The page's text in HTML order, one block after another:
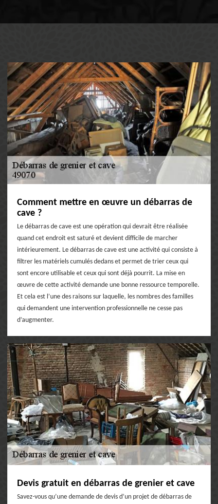
Comment mettre en œuvre un débarras de
cave ?
Le débarras de cave est une opération qui devrait être réalisée
quand cet endroit est saturé et devient difficile de marcher
intérieurement. Le débarras de cave est une activité qui consiste à
filtrer les matériels cumulés dedans et permet de trier ceux qui
sont encore utilisable et ceux qui sont déjà pourrit. La mise en
œuvre de cette activité demande une bonne ressource temporelle.
Et cela est l’une des raisons sur laquelle, les nombres des familles
qui demandent une intervention professionnelle ne cesse pas
d’augmenter.
Devis gratuit en débarras de grenier et cave
Savez-vous qu’une demande de devis d’un projet de débarras de